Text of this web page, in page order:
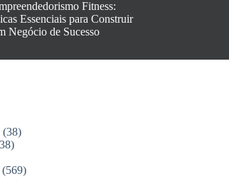
Fitness:
Essenciais para Construir
Negócio de Sucesso
(38)
(569)